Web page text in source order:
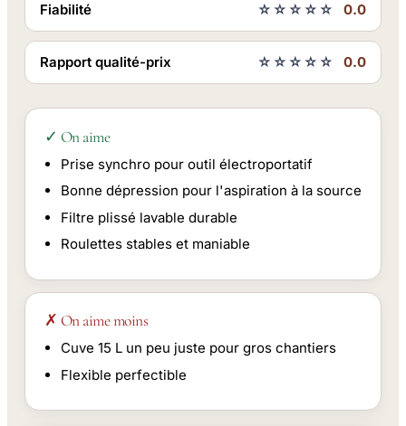
Fiabilité ☆☆☆☆☆ 0.0
Rapport qualité-prix ☆☆☆☆☆ 0.0
✓ On aime
Prise synchro pour outil électroportatif
Bonne dépression pour l'aspiration à la source
Filtre plissé lavable durable
Roulettes stables et maniable
✗ On aime moins
Cuve 15 L un peu juste pour gros chantiers
Flexible perfectible